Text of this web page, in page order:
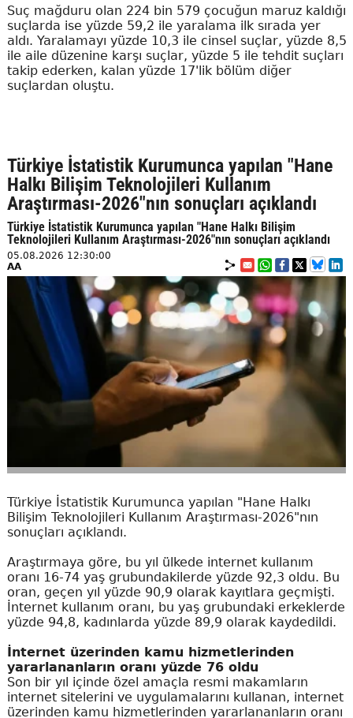
Suç mağduru olan 224 bin 579 çocuğun maruz kaldığı
suçlarda ise yüzde 59,2 ile yaralama ilk sırada yer
aldı. Yaralamayı yüzde 10,3 ile cinsel suçlar, yüzde 8,5
ile aile düzenine karşı suçlar, yüzde 5 ile tehdit suçları
takip ederken, kalan yüzde 17'lik bölüm diğer
suçlardan oluştu.
Türkiye İstatistik Kurumunca yapılan "Hane
Halkı Bilişim Teknolojileri Kullanım
Araştırması-2026"nın sonuçları açıklandı
Türkiye İstatistik Kurumunca yapılan "Hane Halkı Bilişim
Teknolojileri Kullanım Araştırması-2026"nın sonuçları açıklandı
05.08.2026 12:30:00
AA
Türkiye İstatistik Kurumunca yapılan "Hane Halkı
Bilişim Teknolojileri Kullanım Araştırması-2026"nın
sonuçları açıklandı.
Araştırmaya göre, bu yıl ülkede internet kullanım
oranı 16-74 yaş grubundakilerde yüzde 92,3 oldu. Bu
oran, geçen yıl yüzde 90,9 olarak kayıtlara geçmişti.
İnternet kullanım oranı, bu yaş grubundaki erkeklerde
yüzde 94,8, kadınlarda yüzde 89,9 olarak kaydedildi.
İnternet üzerinden kamu hizmetlerinden
yararlananların oranı yüzde 76 oldu
Son bir yıl içinde özel amaçla resmi makamların
internet sitelerini ve uygulamalarını kullanan, internet
üzerinden kamu hizmetlerinden yararlananların oranı